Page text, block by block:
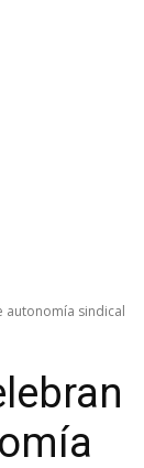
autonomía sindical